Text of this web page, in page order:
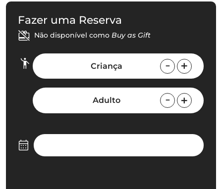
Fazer uma Reserva
Não disponível como Buy as Gift
Criança
Adulto